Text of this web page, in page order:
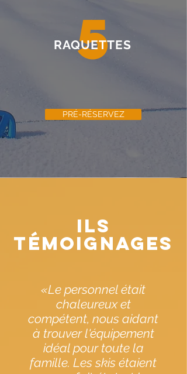
5
RAQUETTES
PRÉ-RÉSERVEZ
ILS
TÉMOIGNAGES
«Le personnel était
chaleureux et
compétent, nous aidant
à trouver l'équipement
idéal pour toute la
famille. Les skis étaient